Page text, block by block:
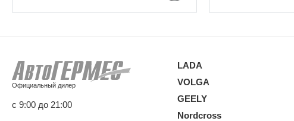
Официальный дилер
с 9:00 до 21:00
LADA
VOLGA
GEELY
Nordcross